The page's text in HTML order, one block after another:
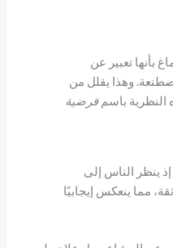
بأنها تعبير عن
وهذا يقلل من
النظرية باسمفرضية
إذ ينظر الناس إلى
مما ينعكس إيجابيًا